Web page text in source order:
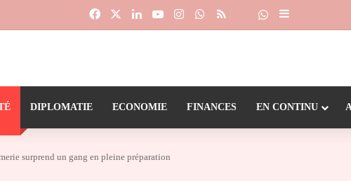
FacebookLinkedinYouTubeInstagramWhatsApp
RSS Dailymotion
Suivre la chaîne
Sidebar (barre
DIPLOMATIE ECONOMIE FINANCES EN CONTINU
surprend un gang en pleine préparation